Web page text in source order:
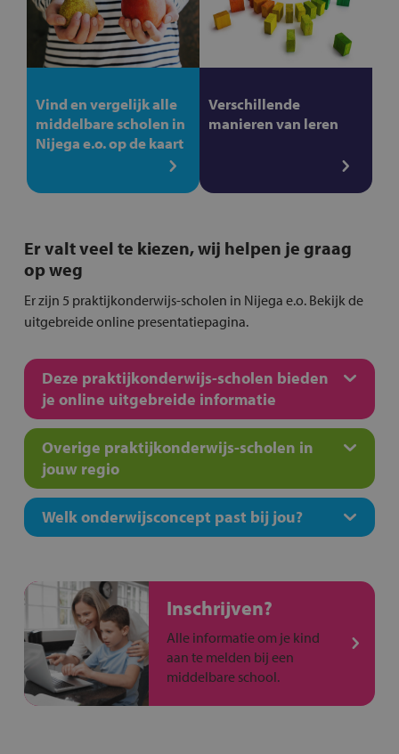
Vind en vergelijk alle
middelbare scholen in
Nijega e.o. op de kaart
Verschillende
manieren van leren
Er valt veel te kiezen, wij helpen je graag
op weg
Er zijn 5 praktijkonderwijs-scholen in Nijega e.o. Bekijk de
uitgebreide online presentatiepagina.
Deze praktijkonderwijs-scholen bieden
je online uitgebreide informatie
Overige praktijkonderwijs-scholen in
jouw regio
Welk onderwijsconcept past bij jou?
Inschrijven?
Alle informatie om je kind
aan te melden bij een
middelbare school.